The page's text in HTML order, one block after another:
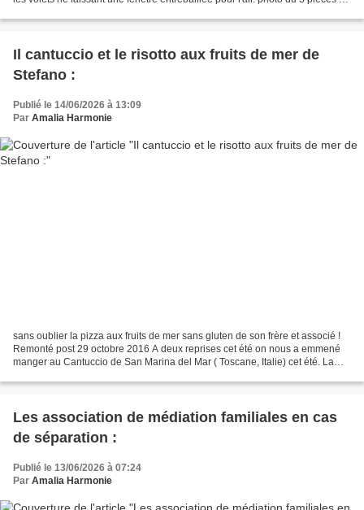
Il cantuccio et le risotto aux fruits de mer de
Stefano :
Publié le 14/06/2026 à 13:09
Par Amalia Harmonie
sans oublier la pizza aux fruits de mer sans gluten de son frère et associé !
Remonté post 29 octobre 2016 A deux reprises cet été on nous a emmené
manger au Cantuccio de San Marina del Mar ( Toscane, Italie) cet été. La
Les association de médiation familiales en cas
de séparation :
Publié le 13/06/2026 à 07:24
Par Amalia Harmonie